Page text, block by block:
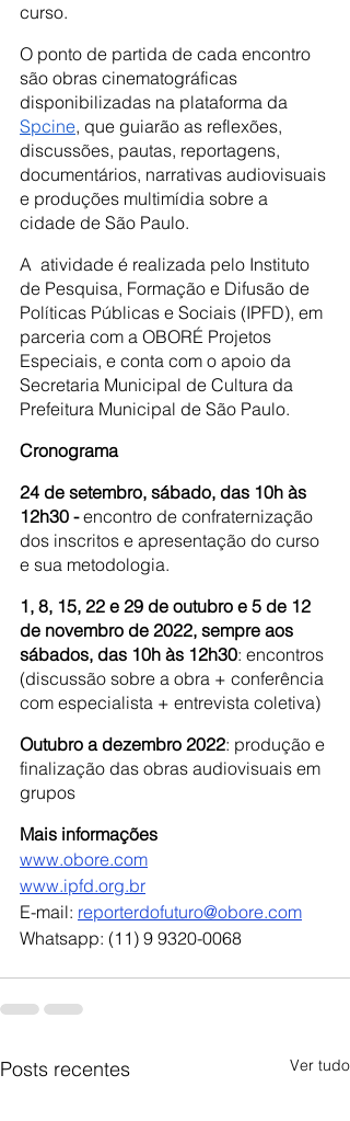
curso.
O ponto de partida de cada encontro
são obras cinematográficas
disponibilizadas na plataforma da
Spcine, que guiarão as reflexões,
discussões, pautas, reportagens,
documentários, narrativas audiovisuais
e produções multimídia sobre a
cidade de São Paulo.
A  atividade é realizada pelo Instituto
de Pesquisa, Formação e Difusão de
Políticas Públicas e Sociais (IPFD), em
parceria com a OBORÉ Projetos
Especiais, e conta com o apoio da
Secretaria Municipal de Cultura da
Prefeitura Municipal de São Paulo.
Cronograma
24 de setembro, sábado, das 10h às
12h30 - encontro de confraternização
dos inscritos e apresentação do curso
e sua metodologia.
1, 8, 15, 22 e 29 de outubro e 5 de 12
de novembro de 2022, sempre aos
sábados, das 10h às 12h30: encontros
(discussão sobre a obra + conferência
com especialista + entrevista coletiva)
Outubro a dezembro 2022: produção e
finalização das obras audiovisuais em
grupos
Mais informações
www.obore.com
www.ipfd.org.br
E-mail: reporterdofuturo@obore.com
Whatsapp: (11) 9 9320-0068
Posts recentes Ver tudo